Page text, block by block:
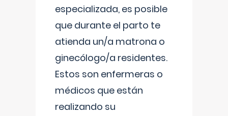
especializada, es posible
que durante el parto te
atienda un/a matrona o
ginecólogo/a residentes.
Estos son enfermeras o
médicos que están
realizando su